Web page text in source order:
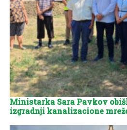
Ministarka Sara Pavkov
izgradnji kanalizacione